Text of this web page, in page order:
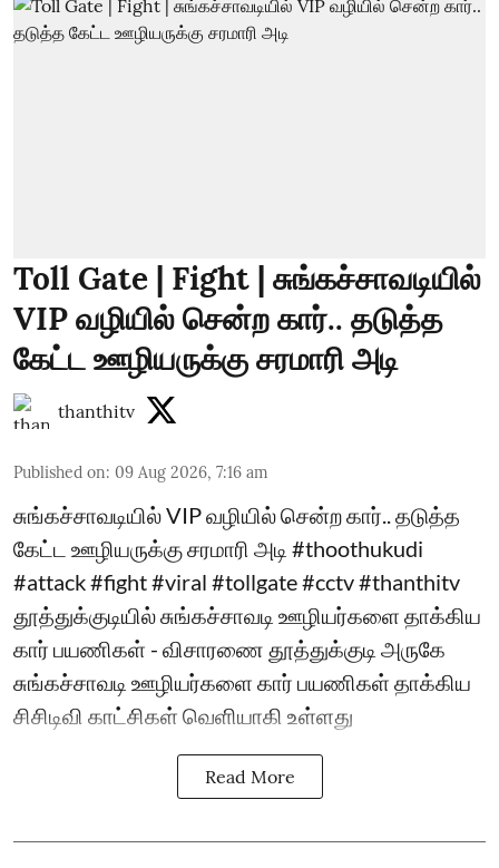
Toll Gate | Fight | சுங்கச்சாவடியில்
VIP வழியில் சென்ற கார்.. தடுத்த
கேட்ட ஊழியருக்கு சரமாரி அடி
thanthitv
Published on: 09 Aug 2026, 7:16 am
சுங்கச்சாவடியில் VIP வழியில் சென்ற கார்.. தடுத்த
கேட்ட ஊழியருக்கு சரமாரி அடி #thoothukudi
#attack #fight #viral #tollgate #cctv #thanthitv
தூத்துக்குடியில் சுங்கச்சாவடி ஊழியர்களை தாக்கிய
கார் பயணிகள் - விசாரணை தூத்துக்குடி அருகே
சுங்கச்சாவடி ஊழியர்களை கார் பயணிகள் தாக்கிய
சிசிடிவி காட்சிகள் வெளியாகி உள்ளது
Read More